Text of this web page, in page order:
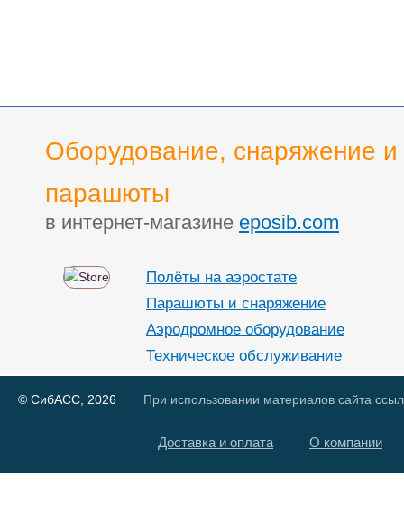
Оборудование, снаряжение и
парашюты
в интернет-магазине eposib.com
Полёты на аэростате
Парашюты и снаряжение
Аэродромное оборудование
Техническое обслуживание
© СибАСС, 2026 При использовании материалов сайта
Доставка и оплата О компании